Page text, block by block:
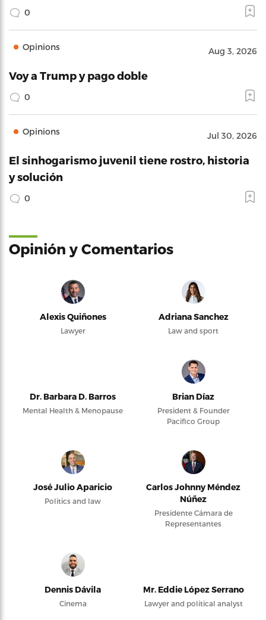
0
Opinions Aug 3, 2026
Voy a Trump y pago doble
0
Opinions Jul 30, 2026
El sinhogarismo juvenil tiene rostro, historia
y solución
0
Opinión y Comentarios
Alexis Quiñones
Lawyer
Adriana Sanchez
Law and sport
Dr. Barbara D. Barros
Mental Health & Menopause
Brian Díaz
President & Founder
Pacifico Group
José Julio Aparicio
Politics and law
Carlos Johnny Méndez
Núñez
Presidente Cámara de
Representantes
Dennis Dávila
Cinema
Mr. Eddie López Serrano
Lawyer and political analyst